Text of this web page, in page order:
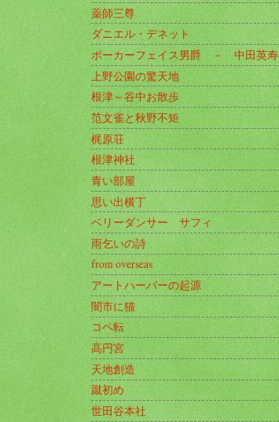
薬師三尊
ダニエル・デネット
ポーカーフェイス男爵 － 中田英寿
上野公園の驚天地
根津～谷中お散歩
范文雀と秋野不矩
梶原荘
根津神社
青い部屋
思い出横丁
ベリーダンサー サフィ
雨乞いの詩
from overseas
アートハーバーの起源
闇市に猫
コペ転
高円宮
天地創造
蹴初め
世田谷本社